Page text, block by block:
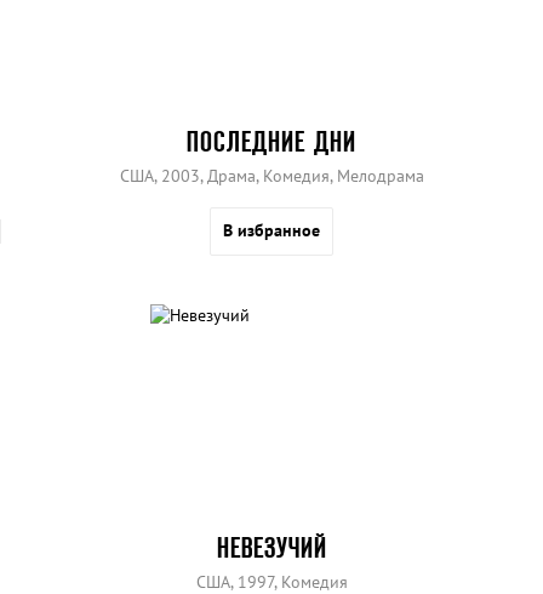
ПОСЛЕДНИЕ ДНИ
США, 2003, Драма, Комедия, Мелодрама
В избранное
НЕВЕЗУЧИЙ
США, 1997, Комедия